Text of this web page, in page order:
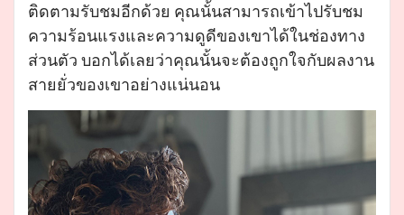
ติดตามรับชมอีกด้วย คุณนั้นสามารถเข้าไปรับชม
ความร้อนแรงและความดูดีของเขาได้ในช่องทาง
ส่วนตัว บอกได้เลยว่าคุณนั้นจะต้องถูกใจกับผลงาน
สายยั่วของเขาอย่างแน่นอน